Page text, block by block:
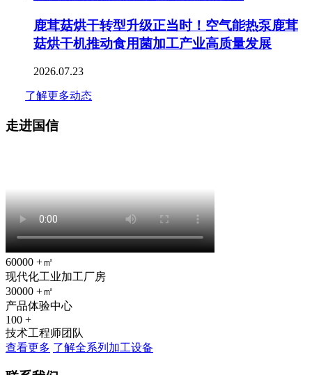
鹿茸菇烘干转型升级正当时！空气能热泵鹿茸
菇烘干机推动食用菌加工产业高质量发展
2026.07.23
了解更多动态
走进国信
60000 +㎡
现代化工业加工厂房
30000 +㎡
产品体验中心
100 +
技术工程师团队
查看更多 了解全系列加工设备